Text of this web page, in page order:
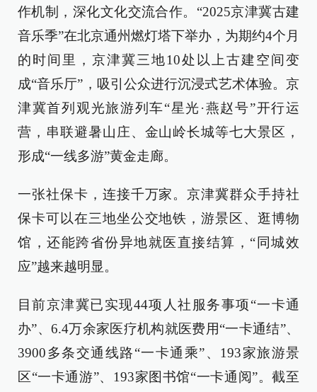
作机制，深化文化交流合作。“2025京津冀古建
音乐季”在北京通州燃灯塔下举办，为期约4个月
的时间里，京津冀三地10处以上古建空间变
成“音乐厅”，吸引公众进行沉浸式艺术体验。京
津冀首列观光旅游列车“星光·燕赵号”开行运
营，串联避暑山庄、金山岭长城等七大景区，
形成“一线多游”黄金走廊。
一张社保卡，连接千万家。京津冀群众手持社
保卡可以在三地坐公交地铁，游景区、逛博物
馆，还能跨省份异地就医直接结算，“同城效
应”越来越明显。
目前京津冀已实现44项人社服务事项“一卡通
办”、6.4万余家医疗机构就医费用“一卡通结”、
3900多条交通线路“一卡通乘”、193家旅游景
区“一卡通游”、193家图书馆“一卡通阅”。截至